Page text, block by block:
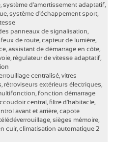
système d'amortissement adaptatif,
système d'échappement sport,
panneaux de signalisation,
de route, capteur de lumière,
assistant de démarrage en côte,
régulateur de vitesse adaptatif,
centralisé, vitres
rétroviseurs extérieurs électriques,
fonction démarrage
central, filtre d'habitacle,
avant et arrière, capote
sièges mémoire,
cuir, climatisation automatique 2